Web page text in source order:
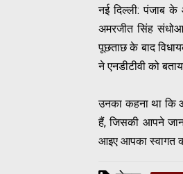
नई दिल्ली: पंजाब के
अमरजीत सिंह
पूछताछ के बाद
ने एनडीटीवी को
उनका कहना था कि
हैं, जिसकी आपने
आइए आपका स्वागत